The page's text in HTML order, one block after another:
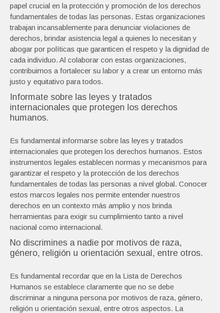
papel crucial en la protección y promoción de los derechos
fundamentales de todas las personas. Estas organizaciones
trabajan incansablemente para denunciar violaciones de
derechos, brindar asistencia legal a quienes lo necesitan y
abogar por políticas que garanticen el respeto y la dignidad de
cada individuo. Al colaborar con estas organizaciones,
contribuimos a fortalecer su labor y a crear un entorno más
justo y equitativo para todos.
Informate sobre las leyes y tratados
internacionales que protegen los derechos
humanos.
Es fundamental informarse sobre las leyes y tratados
internacionales que protegen los derechos humanos. Estos
instrumentos legales establecen normas y mecanismos para
garantizar el respeto y la protección de los derechos
fundamentales de todas las personas a nivel global. Conocer
estos marcos legales nos permite entender nuestros
derechos en un contexto más amplio y nos brinda
herramientas para exigir su cumplimiento tanto a nivel
nacional como internacional.
No discrimines a nadie por motivos de raza,
género, religión u orientación sexual, entre otros.
Es fundamental recordar que en la Lista de Derechos
Humanos se establece claramente que no se debe
discriminar a ninguna persona por motivos de raza, género,
religión u orientación sexual, entre otros aspectos. La